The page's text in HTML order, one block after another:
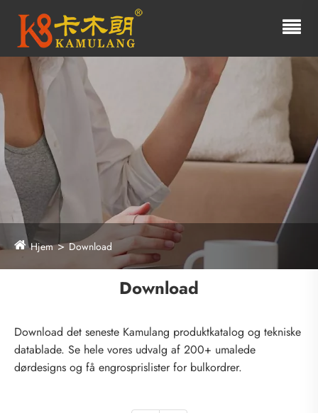
Hjem Download
Download
Download det seneste Kamulang produktkatalog og tekniske
datablade. Se hele vores udvalg af 200+ umalede
dørdesigns og få engrosprislister for bulkordrer.